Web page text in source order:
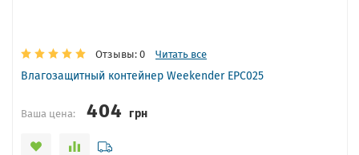
Отзывы: 0 Читать все
Влагозащитный контейнер Weekender EPC025
Ваша цена: 404 грн